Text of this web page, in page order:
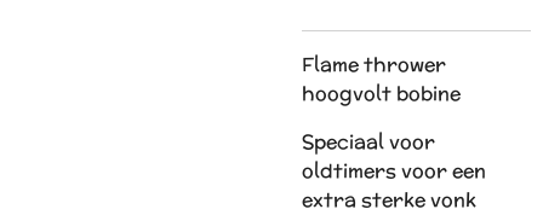
Flame thrower
hoogvolt bobine
Speciaal voor
oldtimers voor een
extra sterke vonk